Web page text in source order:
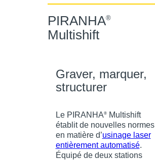
PIRANHA®
Multishift
Graver, marquer,
structurer
Le PIRANHA®Multishift
établit de nouvelles normes
en matière d’usinage laser
entièrement automatisé.
Équipé de deux stations